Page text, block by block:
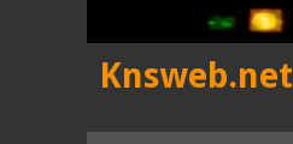
Knsweb.net